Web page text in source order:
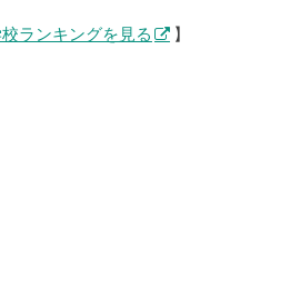
ランキングを見る 】